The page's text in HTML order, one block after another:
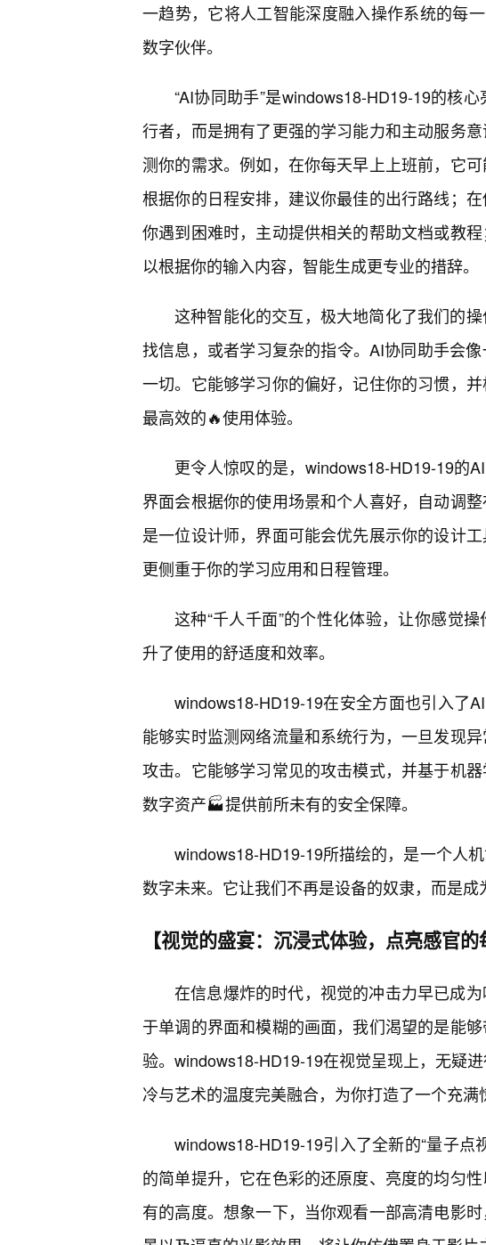
一趋势，它将人工智能深度融入操作系统的每
数字伙伴。
“AI协同助手”是windows18-HD19-19的核
行者，而是拥有了更强的学习能力和主动服务
测你的需求。例如，在你每天早上上班前，它
根据你的日程安排，建议你最佳的出行路线；
你遇到困难时，主动提供相关的帮助文档或教
以根据你的输入内容，智能生成更专业的措辞。
这种智能化的交互，极大地简化了我们的
找信息，或者学习复杂的指令。AI协同助手会
一切。它能够学习你的偏好，记住你的习惯，
最高效的🔥使用体验。
更令人惊叹的是，windows18-HD19-19的
界面会根据你的使用场景和个人喜好，自动调
是一位设计师，界面可能会优先展示你的设计
更侧重于你的学习应用和日程管理。
这种“千人千面”的个性化体验，让你感觉
升了使用的舒适度和效率。
windows18-HD19-19在安全方面也引入了
能够实时监测网络流量和系统行为，一旦发现
攻击。它能够学习常见的攻击模式，并基于机
数字资产🏭提供前所未有的安全保障。
windows18-HD19-19所描绘的，是一个人
数字未来。它让我们不再是设备的奴隶，而是成
【视觉的盛宴：沉浸式体验，点亮感官的
在信息爆炸的时代，视觉的冲击力早已成
于单调的界面和模糊的画面，我们渴望的是能
验。windows18-HD19-19在视觉呈现上，无疑
冷与艺术的温度完美融合，为你打造了一个充满
windows18-HD19-19引入了全新的“量子
的简单提升，它在色彩的还原度、亮度的均匀
有的高度。想象一下，当你观看一部高清电影